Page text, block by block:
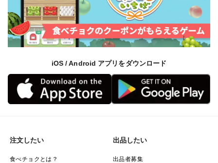
iOS / Android アプリをダウンロード
注文したい
食べチョクとは？
出品したい
出品者募集